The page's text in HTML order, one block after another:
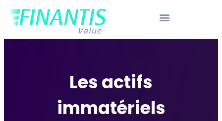
Les actifs
immatériels